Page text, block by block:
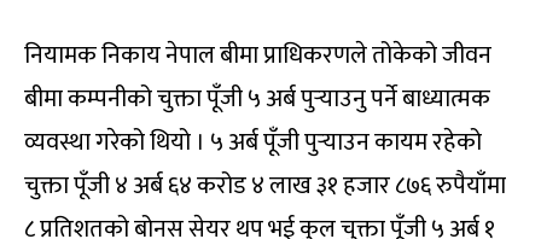
नियामक निकाय नेपाल बीमा प्राधिकरणले तोकेको जीवन
बीमा कम्पनीको चुक्ता पूँजी ५ अर्ब पुर्‍याउनु पर्ने बाध्यात्मक
व्यवस्था गरेको थियो । ५ अर्ब पूँजी पुर्‍याउन कायम रहेको
चुक्ता पूँजी ४ अर्ब ६४ करोड ४ लाख ३१ हजार ८७६ रुपैयाँमा
८ प्रतिशतको बोनस सेयर थप भई कुल चुक्ता पूँजी ५ अर्ब १